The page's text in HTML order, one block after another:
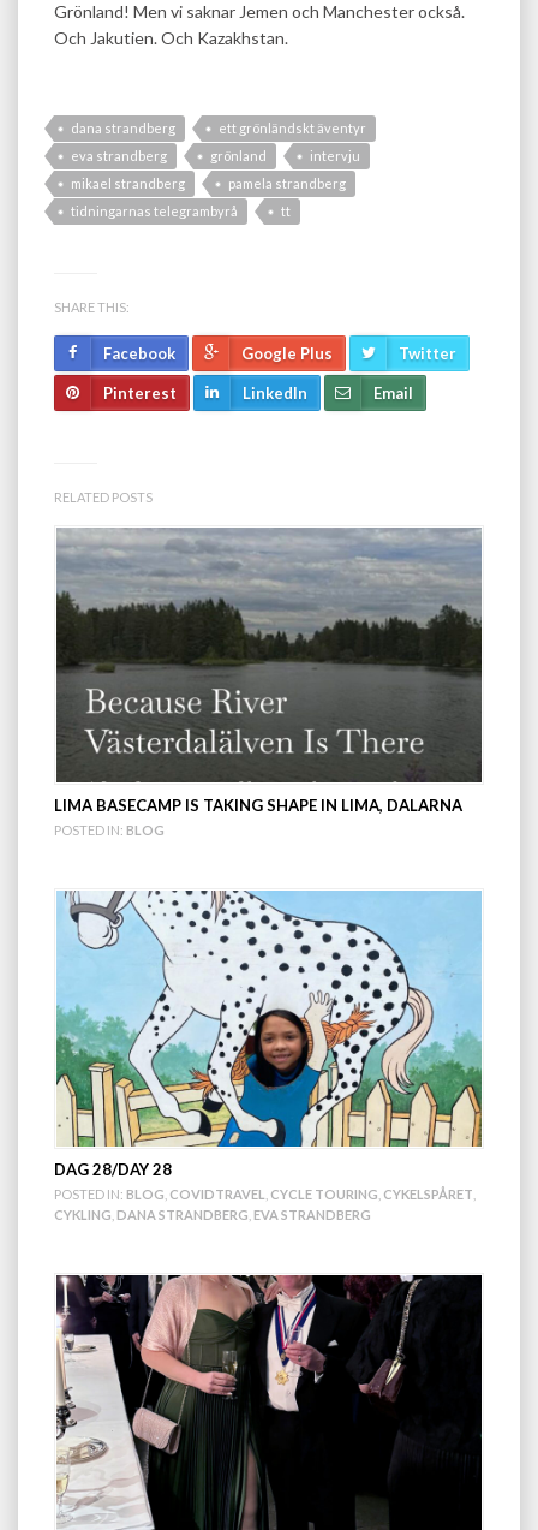
Grönland! Men vi saknar Jemen och Manchester också.
Och Jakutien. Och Kazakhstan.
dana strandberg
ett grönländskt äventyr
eva strandberg
grönland
intervju
mikael strandberg
pamela strandberg
tidningarnas telegrambyrå
tt
SHARE THIS:
Facebook Google Plus Twitter
Pinterest LinkedIn Email
RELATED POSTS
LIMA BASECAMP IS TAKING SHAPE IN LIMA, DALARNA
POSTED IN: BLOG
DAG 28/DAY 28
POSTED IN: BLOG COVIDTRAVEL CYCLE TOURING CYKELSPÅRET
CYKLING DANA STRANDBERG EVA STRANDBERG